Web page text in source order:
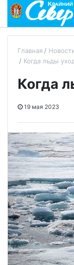
Главная
Когда льды
Когда
19 мая 2023